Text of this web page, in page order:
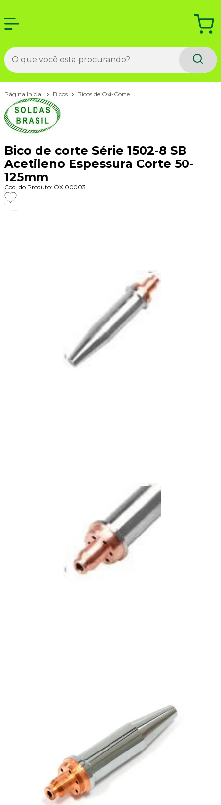
Página Inicial Bicos Bicos de Oxi-Corte
Bico de corte Série 1502-8 SB
Acetileno Espessura Corte 50-
125mm
Cod. do Produto: OXI00003